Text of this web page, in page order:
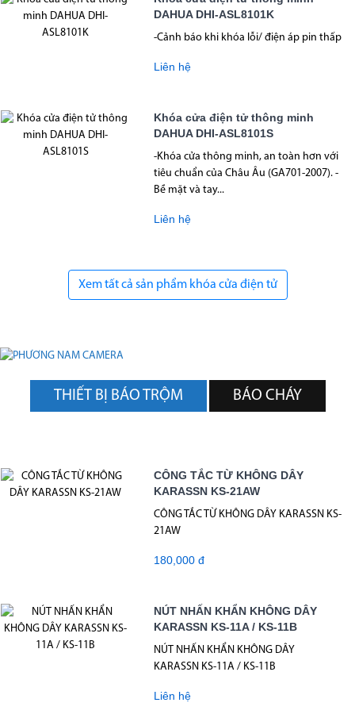
DAHUA DHI-ASL8101K
-Cảnh báo khi khóa lỗi/ điện áp pin thấp
Liên hệ
Khóa cửa điện tử thông minh
DAHUA DHI-ASL8101S
-Khóa cửa thông minh, an toàn hơn với
tiêu chuẩn của Châu Âu (GA701-2007). -
Bề mặt và tay...
Liên hệ
Xem tất cả sản phẩm khóa cửa điện tử
THIẾT BỊ BÁO TRỘM BÁO CHÁY
CÔNG TẮC TỪ KHÔNG DÂY
KARASSN KS-21AW
CÔNG TẮC TỪ KHÔNG DÂY KARASSN KS-
21AW
180,000 đ
NÚT NHẤN KHẨN KHÔNG DÂY
KARASSN KS-11A / KS-11B
NÚT NHẤN KHẨN KHÔNG DÂY
KARASSN KS-11A / KS-11B
Liên hệ